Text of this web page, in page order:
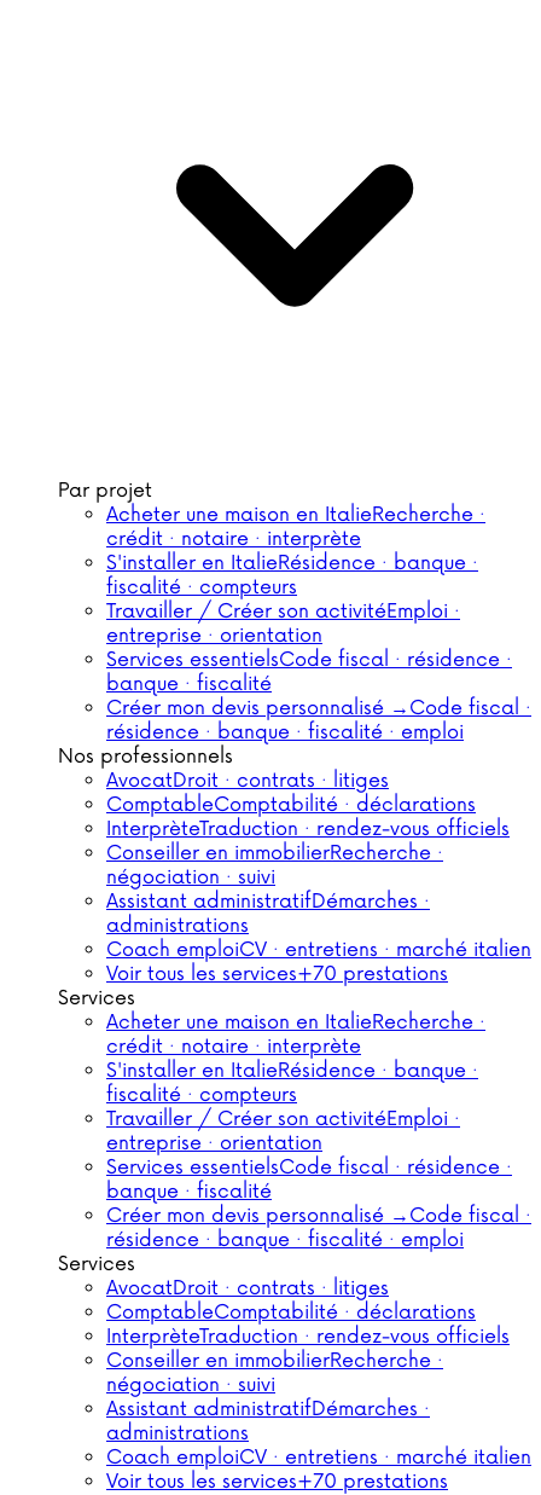
Par projet
Acheter une maison en ItalieRecherche ·
crédit · notaire · interprète
S'installer en ItalieRésidence · banque ·
fiscalité · compteurs
Travailler / Créer son activitéEmploi ·
entreprise · orientation
Services essentielsCode fiscal · résidence ·
banque · fiscalité
Créer mon devis personnalisé → Code fiscal ·
résidence · banque · fiscalité · emploi
Nos professionnels
AvocatDroit · contrats · litiges
ComptableComptabilité · déclarations
InterprèteTraduction · rendez-vous officiels
Conseiller en immobilierRecherche ·
négociation · suivi
Assistant administratifDémarches ·
administrations
Coach emploiCV · entretiens · marché italien
Voir tous les services+70 prestations
Services
Acheter une maison en ItalieRecherche ·
crédit · notaire · interprète
S'installer en ItalieRésidence · banque ·
fiscalité · compteurs
Travailler / Créer son activitéEmploi ·
entreprise · orientation
Services essentielsCode fiscal · résidence ·
banque · fiscalité
Créer mon devis personnalisé → Code fiscal ·
résidence · banque · fiscalité · emploi
Services
AvocatDroit · contrats · litiges
ComptableComptabilité · déclarations
InterprèteTraduction · rendez-vous officiels
Conseiller en immobilierRecherche ·
négociation · suivi
Assistant administratifDémarches ·
administrations
Coach emploiCV · entretiens · marché italien
Voir tous les services+70 prestations